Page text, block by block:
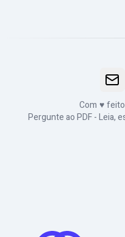
Com ♥
Pergunte ao PDF - Leia,